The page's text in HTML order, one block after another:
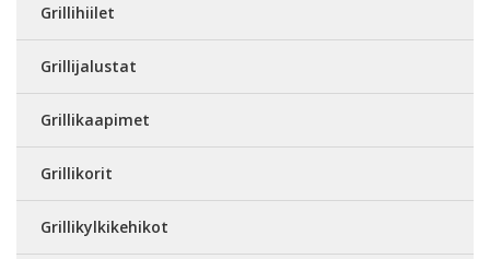
Grillihiilet
Grillijalustat
Grillikaapimet
Grillikorit
Grillikylkikehikot